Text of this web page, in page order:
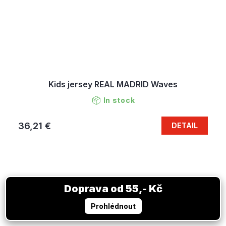
Kids jersey REAL MADRID Waves
In stock
36,21 € DETAIL